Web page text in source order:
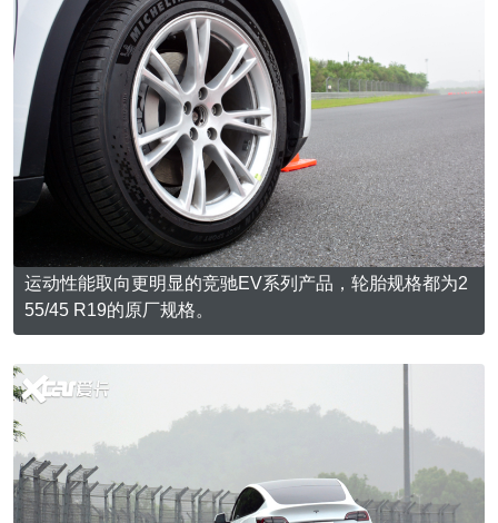
运动性能取向更明显的竞驰EV系列产品，轮胎规格都为2
55/45 R19的原厂规格。